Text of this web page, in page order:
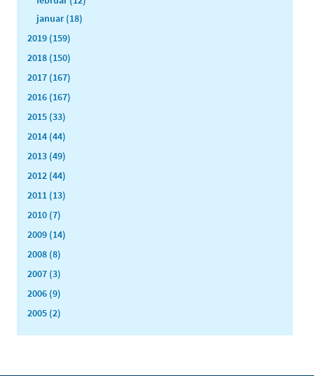
januar (18)
2019 (159)
2018 (150)
2017 (167)
2016 (167)
2015 (33)
2014 (44)
2013 (49)
2012 (44)
2011 (13)
2010 (7)
2009 (14)
2008 (8)
2007 (3)
2006 (9)
2005 (2)